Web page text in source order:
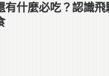
有什麼必吃？認識